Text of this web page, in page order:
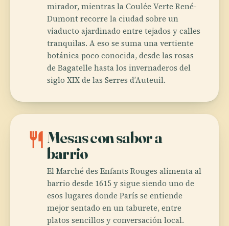
mirador, mientras la Coulée Verte René-
Dumont recorre la ciudad sobre un
viaducto ajardinado entre tejados y calles
tranquilas. A eso se suma una vertiente
botánica poco conocida, desde las rosas
de Bagatelle hasta los invernaderos del
siglo XIX de las Serres d’Auteuil.
restaurant Mesas con sabor a
barrio
El Marché des Enfants Rouges alimenta al
barrio desde 1615 y sigue siendo uno de
esos lugares donde París se entiende
mejor sentado en un taburete, entre
platos sencillos y conversación local.